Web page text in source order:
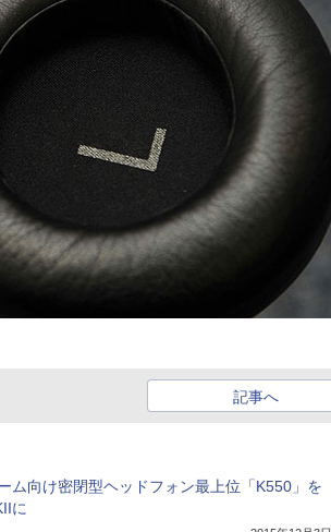
記事へ
ム向け密閉型ヘッドフォン最上位「K550」を
に